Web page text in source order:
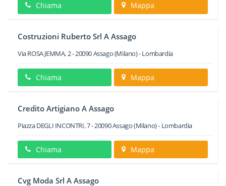
Chiama Mappa
Costruzioni Ruberto Srl A Assago
Via ROSA JEMMA, 2-20090Assago(Milano) -Lombardia
Chiama Mappa
Credito Artigiano A Assago
Piazza DEGLI INCONTRI, 7-20090Assago(Milano) - Lombardia
Chiama Mappa
Cvg Moda Srl A Assago